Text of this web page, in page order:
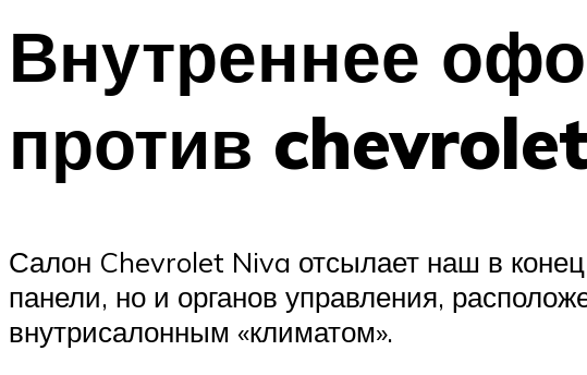
Внутреннее
против
Салон Chevrolet Niva отсылает наш в конец
панели, но и органов управления,
внутрисалонным «климатом».